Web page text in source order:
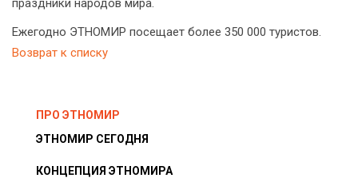
Ежегодно ЭТНОМИР посещает более 350 000 туристов.
Возврат к списку
ПРО ЭТНОМИР
ЭТНОМИР СЕГОДНЯ
КОНЦЕПЦИЯ ЭТНОМИРА